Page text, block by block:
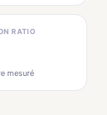
RATIO
mesuré